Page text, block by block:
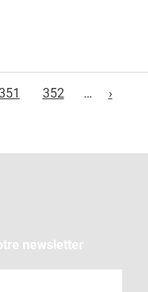
352 … ›
newsletter